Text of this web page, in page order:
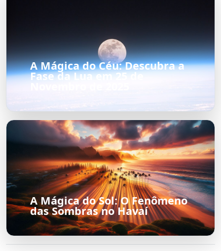
A Mágica do Céu: Descubra a
Fase da Lua em 25 de
A Mágica do Sol: O Fenômeno
das Sombras no Havaí